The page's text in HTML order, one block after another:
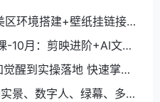
环境搭建+壁纸挂链接
-10月：剪映进阶+AI文案
醒到实操落地 快速掌握
景、数字人、绿幕、多种